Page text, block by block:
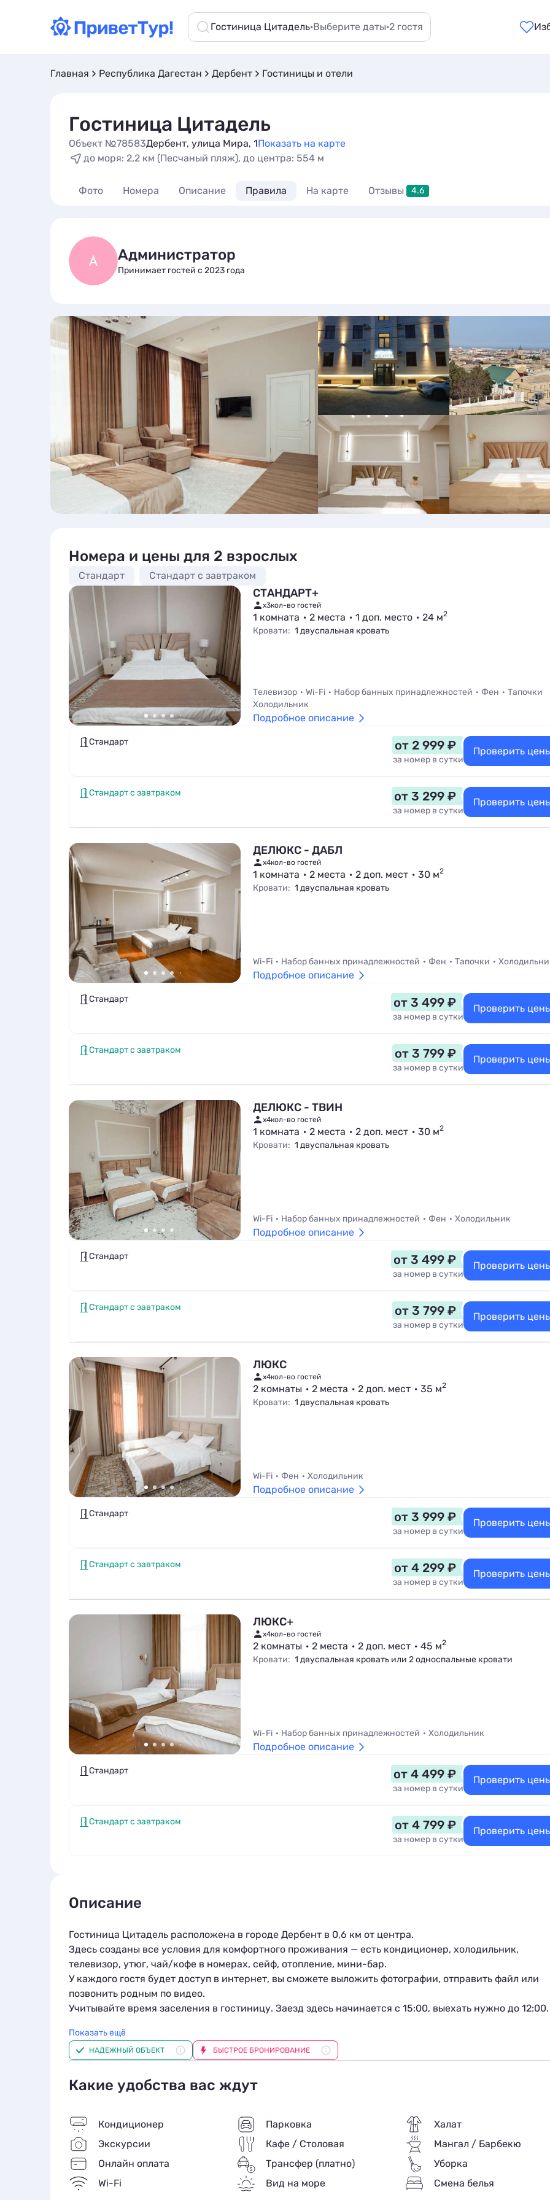
Гостиница Цитадель·Выберите даты·2 гостя
Главная Республика Дагестан Дербент Гостиницы и отели
Гостиница Цитадель
Объект №78583Дербент, улица Мира, 1Показать на карте
до моря: 2,2 км (Песчаный пляж), до центра: 554 м
Фото Номера Описание Правила На карте Отзывы 4.6
А Администратор
Принимает гостей с 2023 года
Номера и цены для 2 взрослых
Стандарт Стандарт с завтраком
СТАНДАРТ+
x3кол-во гостей
1 комната 2 места 1 доп. место 24 м2
Кровати: 1 двуспальная кровать
Телевизор Wi-Fi Набор банных принадлежностей Фен
Тапочки
Холодильник
Подробное описание
Стандарт от 2 999 ₽
за номер в сутки
Проверить
Стандарт с завтраком от 3 299 ₽
за номер в сутки
Проверить
ДЕЛЮКС - ДАБЛ
x4кол-во гостей
1 комната 2 места 2 доп. мест 30 м2
Кровати: 1 двуспальная кровать
Wi-Fi Набор банных принадлежностей Фен Тапочки
Подробное описание
Стандарт от 3 499 ₽
за номер в сутки
Проверить
Стандарт с завтраком от 3 799 ₽
за номер в сутки
Проверить
ДЕЛЮКС - ТВИН
x4кол-во гостей
1 комната 2 места 2 доп. мест 30 м2
Кровати: 1 двуспальная кровать
Wi-Fi Набор банных принадлежностей Фен Холодильник
Подробное описание
Стандарт от 3 499 ₽
за номер в сутки
Проверить
Стандарт с завтраком от 3 799 ₽
за номер в сутки
Проверить
ЛЮКС
x4кол-во гостей
2 комнаты 2 места 2 доп. мест 35 м2
Кровати: 1 двуспальная кровать
Wi-Fi Фен Холодильник
Подробное описание
Стандарт от 3 999 ₽
за номер в сутки
Проверить
Стандарт с завтраком от 4 299 ₽
за номер в сутки
Проверить
ЛЮКС+
x4кол-во гостей
2 комнаты 2 места 2 доп. мест 45 м2
Кровати: 1 двуспальная кровать или 2 односпальные кровати
Wi-Fi Набор банных принадлежностей Холодильник
Подробное описание
Стандарт от 4 499 ₽
за номер в сутки
Проверить
Стандарт с завтраком от 4 799 ₽
за номер в сутки
Проверить
Описание
Гостиница Цитадель расположена в городе Дербент в 0,6 км от центра.
Здесь созданы все условия для комфортного проживания — есть кондиционер, холодильник,
телевизор, утюг, чай/кофе в номерах, сейф, отопление, мини-бар.
У каждого гостя будет доступ в интернет, вы сможете выложить фотографии, отправить файл или
позвонить родным по видео.
Учитывайте время заселения в гостиницу. Заезд здесь начинается с 15:00, выехать нужно до 12:00.
с размещением.
Если вы на машине, можете оставить её на парковке. Если вы добираетесь своим ходом,
К вашим услугам: прачечная, обслуживание номеров.
Показать ещё
НАДЕЖНЫЙ ОБЪЕКТ БЫСТРОЕ БРОНИРОВАНИЕ
Какие удобства вас ждут
Кондиционер
Экскурсии
Онлайн оплата
Wi-Fi
Парковка
Кафе / Столовая
Трансфер (платно)
Вид на море
Халат
Мангал / Барбекю
Уборка
Смена белья